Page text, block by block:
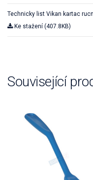
Technicky list Vikan kartac
Ke stažení (407.8KB)
Související